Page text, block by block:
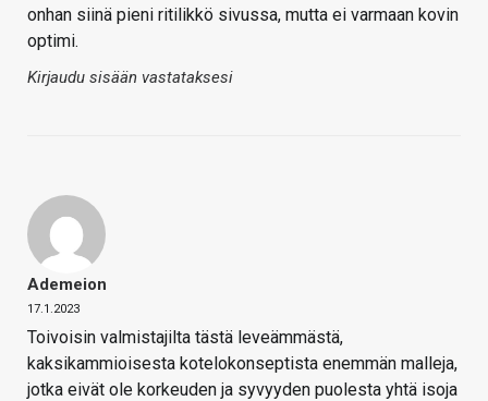
onhan siinä pieni ritilikkö sivussa, mutta ei varmaan kovin
optimi.
Kirjaudu sisään vastataksesi
Ademeion
17.1.2023
Toivoisin valmistajilta tästä leveämmästä,
kaksikammioisesta kotelokonseptista enemmän malleja,
jotka eivät ole korkeuden ja syvyyden puolesta yhtä isoja